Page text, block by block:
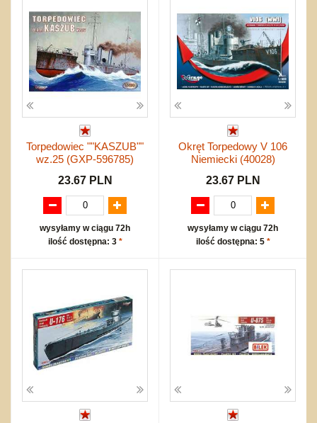
Torpedowiec ""KASZUB""
wz.25 (GXP-596785)
23.67 PLN
wysyłamy w ciągu 72h
ilość dostępna: 3 *
Okręt Torpedowy V 106
Niemiecki (40028)
23.67 PLN
wysyłamy w ciągu 72h
ilość dostępna: 5 *